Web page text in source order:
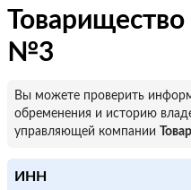
№3
Вы можете проверить
обременения и историю
управляющей компании
ИНН